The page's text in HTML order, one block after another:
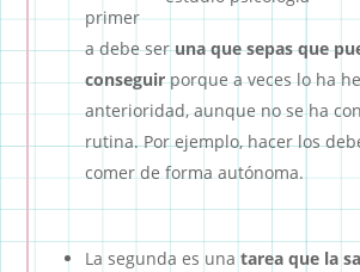
primer
a debe seruna que sepas que
conseguirporque a veces lo ha
anterioridad, aunque no se ha
rutina. Por ejemplo, hacer los
comer de forma autónoma.
La segunda es una tarea que la